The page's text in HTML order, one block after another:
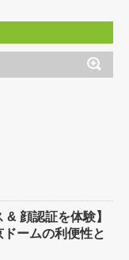
& 顔認証を体験】
ームの利便性と